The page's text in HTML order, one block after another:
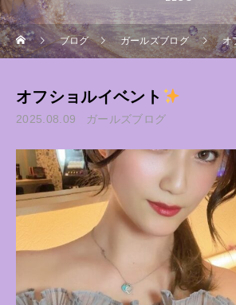
ブログ ガールズブログ オ
オフショルイベント
2025.08.09 ガールズブログ